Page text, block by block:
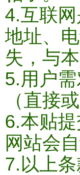
4.互联
地址、
失，与
5.用户
（直接
6.本贴
网站会
7.以上